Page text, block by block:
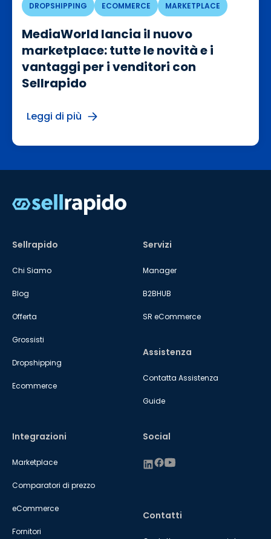
DROPSHIPPING ECOMMERCE MARKETPLACE
MediaWorld lancia il nuovo
marketplace: tutte le novità e i
vantaggi per i venditori con
Sellrapido
Leggi di più
Sellrapido
Chi Siamo
Blog
Offerta
Grossisti
Dropshipping
Ecommerce
Servizi
Manager
B2BHUB
SR eCommerce
Integrazioni
Marketplace
Comparatori di prezzo
eCommerce
Fornitori
Assistenza
Contatta Assistenza
Guide
Contatti
Social